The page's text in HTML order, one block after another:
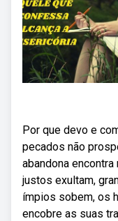
Por que devo e
pecados não
abandona
justos exultam,
ímpios sobem, os
encobre as suas